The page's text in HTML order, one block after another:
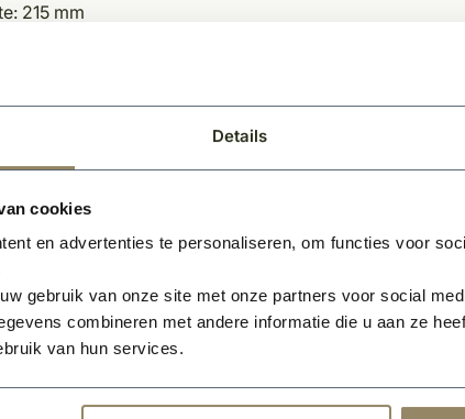
Details
cookies
en advertenties te personaliseren, om functies voor
gebruik van onze site met onze partners voor social
combineren met andere informatie die u aan ze
van hun services.
215 mm
postkast: verzinkt staal
als doorvoer voor muren van woningen
slot
met 2 sleutels
draairichting
producten